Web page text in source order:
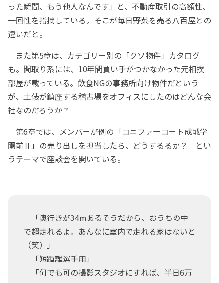
った瞬間、もう他人なんです」と、不動産取引の高額性、
一回性を指摘している。そこが毎日野菜を売る八百屋との
違いだと。
また第5章は、カテゴリー別の「クソ物件」カタログ
も。間取り系には、10年間買い手がつかなかった元相撲
部屋が載っている。飲食NGの事務所向け物件だという
が、土俵が鎮座する稽古場をオフィスにしたのはどんな会
社なのだろうか？
第6章では、メンバーが例の「コニファーコート成城学
園前Ⅱ」の売り出しを担当したら、どうするるか？ とい
うテーマで座談会を開いている。
「奥行きが34mあるそうだから、おうちの中
で超走れるよ。あんなに室内で走れる家はないと
（笑）」
「短距離選手用」
「何でも可の撮影スタジオにすれば、半日6万